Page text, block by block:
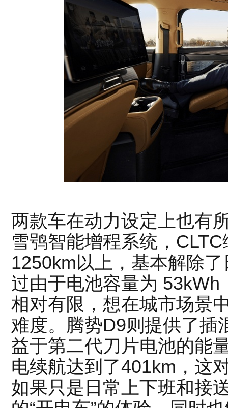
两款车在动力设定上也有
雪鸮智能增程系统，
1250km以上，基本解除
过由于电池容量为
相对有限，想在城市场景
难度。腾势D9则提供了插
益于第二代刀片电池的能
电续航达到了401km，这
如果只是日常上下班和接